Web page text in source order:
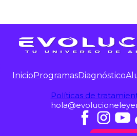
InicioProgramasDiagnóstico
Políticas de